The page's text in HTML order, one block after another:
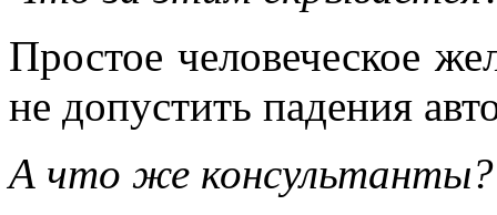
Простое человеческое
не допустить падения
А что же консультанты?